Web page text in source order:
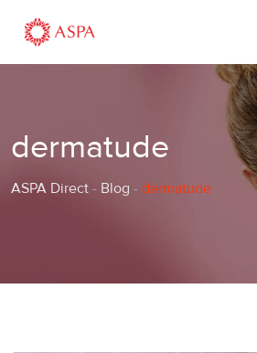
content
dermatude
ASPA Direct - Blog - dermatude